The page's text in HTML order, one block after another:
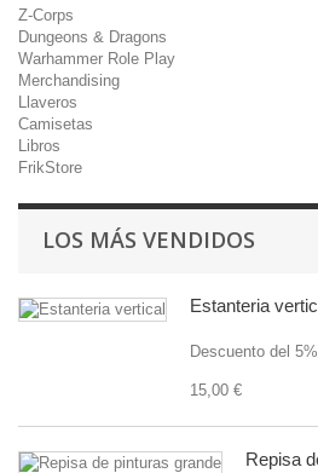
Z-Corps
Dungeons & Dragons
Warhammer Role Play
Merchandising
Llaveros
Camisetas
Libros
FrikStore
LOS MÁS VENDIDOS
Estanteria
Descuento del
15,00 €
Repisa